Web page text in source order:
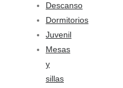
Descanso
Dormitorios
Juvenil
Mesas
y
sillas